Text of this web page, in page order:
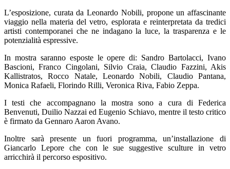
L’esposizione, curata da Leonardo Nobili, propone un affascinante
viaggio nella materia del vetro, esplorata e reinterpretata da tredici
artisti contemporanei che ne indagano la luce, la trasparenza e le
potenzialità espressive.
In mostra saranno esposte le opere di: Sandro Bartolacci, Ivano
Bascioni, Franco Cingolani, Silvio Craia, Claudio Fazzini, Akis
Kallistratos, Rocco Natale, Leonardo Nobili, Claudio Pantana,
Monica Rafaeli, Florindo Rilli, Veronica Riva, Fabio Zeppa.
I testi che accompagnano la mostra sono a cura di Federica
Benvenuti, Duilio Nazzai ed Eugenio Schiavo, mentre il testo critico
è firmato da Gennaro Aaron Avano.
Inoltre sarà presente un fuori programma, un’installazione di
Giancarlo Lepore che con le sue suggestive sculture in vetro
arricchirà il percorso espositivo.